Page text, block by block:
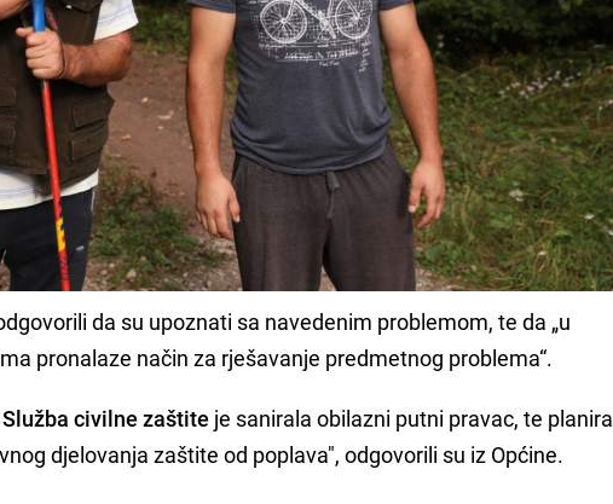
da su upoznati sa navedenim problemom, te da „u
pronalaze način za rješavanje predmetnog problema“.
Služba civilne zaštite je sanirala obilazni putni pravac, te planira
djelovanja zaštite od poplava", odgovorili su iz Općine.